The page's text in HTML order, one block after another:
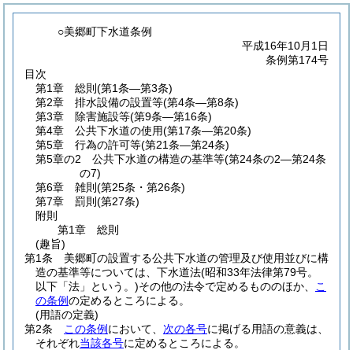
○美郷町下水道条例
平成16年10月1日
条例第174号
目次
第1章
総則 (第1条―第3条)
第2章
排水設備の設置等(第4条―第8条)
第3章
除害施設等(第9条―第16条)
第4章
公共下水道の使用(第17条―第20条)
第5章
行為の許可等(第21条―第24条)
第5章の2
公共下水道の構造の基準等(第24条の2―第24条
の7)
第6章
雑則 (第25条・第26条)
第7章
罰則 (第27条)
附則
第1章
総則
(趣旨)
第1条
美郷町の設置する公共下水道の管理及び使用並びに構
造の基準等については、下水道法(昭和33年法律第79号。
以下「法」という。)その他の法令で定めるもののほか、
こ
の条例の定めるところによる。
(用語の定義)
第2条
この条例 において、 次の各号に掲げる用語の意義は、
それぞれ当該各号に定めるところによる。